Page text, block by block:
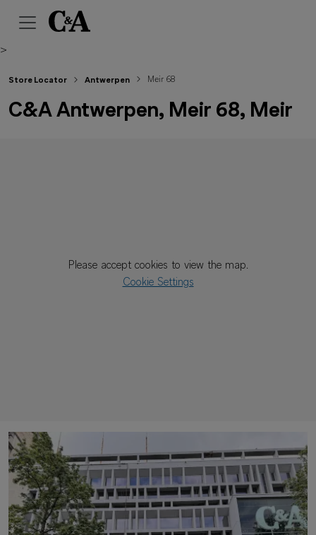
>
Please accept cookies to view the map.
Cookie Settings
Store Locator Antwerpen Meir 68
C&A Antwerpen, Meir 68, Meir